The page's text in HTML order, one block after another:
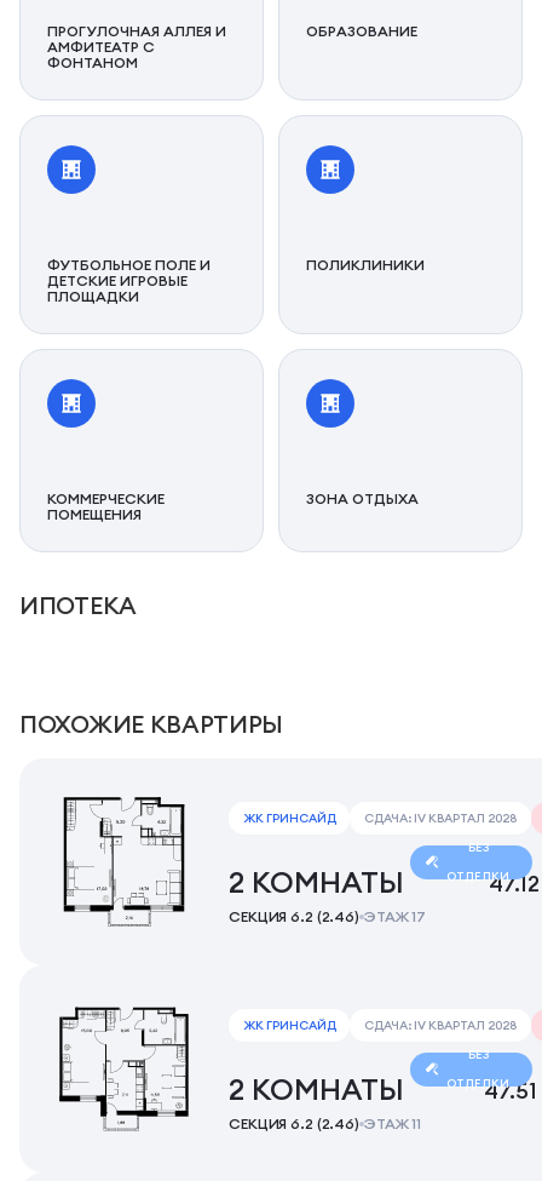
ПРОГУЛОЧНАЯ АЛЛЕЯ И
АМФИТЕАТР С
ФОНТАНОМ
ОБРАЗОВАНИЕ
ФУТБОЛЬНОЕ ПОЛЕ И
ДЕТСКИЕ ИГРОВЫЕ
ПЛОЩАДКИ
ПОЛИКЛИНИКИ
КОММЕРЧЕСКИЕ
ПОМЕЩЕНИЯ
ЗОНА ОТДЫХА
ИПОТЕКА
ПОХОЖИЕ КВАРТИРЫ
ЖК ГРИНСАЙД СДАЧА: IV КВАРТАЛ 2028
2 КОМНАТЫ
СЕКЦИЯ 6.2 (2.46) ЭТАЖ 17
БЕЗ
ОТДЕЛКИ
ЖК ГРИНСАЙД СДАЧА: IV КВАРТАЛ 2028
2 КОМНАТЫ
СЕКЦИЯ 6.2 (2.46) ЭТАЖ 11
БЕЗ
ОТДЕЛКИ